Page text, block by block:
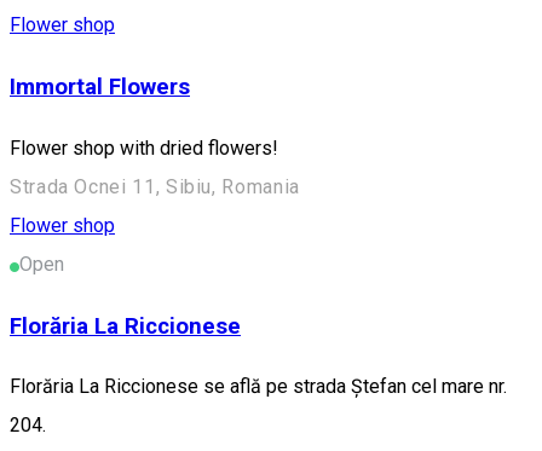
Flower shop
Immortal Flowers
Flower shop with dried flowers!
Strada Ocnei 11, Sibiu, Romania
Flower shop
Open
Florăria La Riccionese
Florăria La Riccionese se află pe strada Ștefan cel mare nr.
204.